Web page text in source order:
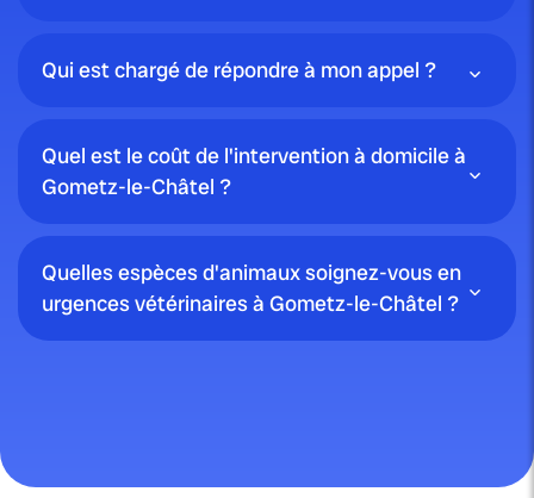
Qui est chargé de répondre à mon appel ?
Quel est le coût de l'intervention à domicile à
Gometz-le-Châtel ?
Quelles espèces d'animaux soignez-vous en
urgences vétérinaires à Gometz-le-Châtel ?